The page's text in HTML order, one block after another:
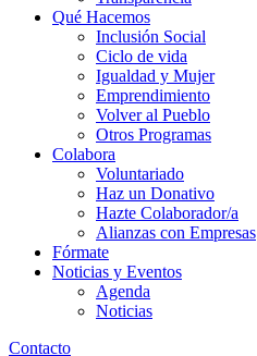
Qué Hacemos
Inclusión Social
Ciclo de vida
Igualdad y Mujer
Emprendimiento
Volver al Pueblo
Otros Programas
Colabora
Voluntariado
Haz un Donativo
Hazte Colaborador/a
Alianzas con Empresas
Fórmate
Noticias y Eventos
Agenda
Noticias
Contacto